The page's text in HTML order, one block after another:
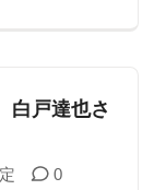
白戸達也さ
0